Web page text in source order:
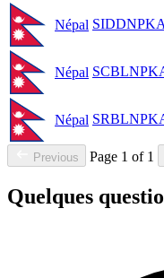
Népal
Népal
Népal
Previous Page 1 of 1
Quelques